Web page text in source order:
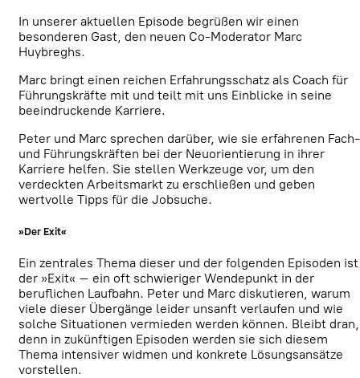
In unserer aktuellen Episode begrüßen wir einen
besonderen Gast, den neuen Co-Moderator Marc
Huybreghs.
Marc bringt einen reichen Erfahrungsschatz als Coach für
Führungskräfte mit und teilt mit uns Einblicke in seine
beeindruckende Karriere.
Peter und Marc sprechen darüber, wie sie erfahrenen Fach-
und Führungskräften bei der Neuorientierung in ihrer
Karriere helfen. Sie stellen Werkzeuge vor, um den
verdeckten Arbeitsmarkt zu erschließen und geben
wertvolle Tipps für die Jobsuche.
»Der Exit«
Ein zentrales Thema dieser und der folgenden Episoden ist
der »Exit« – ein oft schwieriger Wendepunkt in der
beruflichen Laufbahn. Peter und Marc diskutieren, warum
viele dieser Übergänge leider unsanft verlaufen und wie
solche Situationen vermieden werden können. Bleibt dran,
denn in zukünftigen Episoden werden sie sich diesem
Thema intensiver widmen und konkrete Lösungsansätze
vorstellen.